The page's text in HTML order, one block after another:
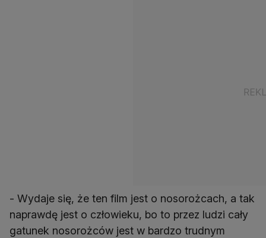
- Wydaje się, że ten film jest o nosorożcach, a tak
naprawdę jest o człowieku, bo to przez ludzi cały
gatunek nosorożców jest w bardzo trudnym